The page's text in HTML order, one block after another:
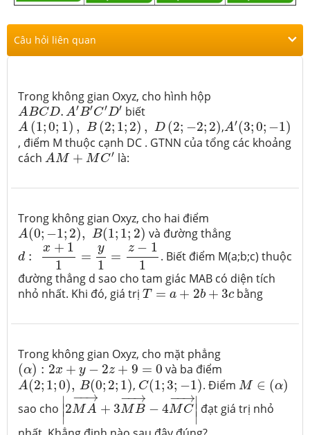
Câu hỏi liên quan
Trong không gian Oxyz, cho hình hộp
A BCD. A′ B′C′D′
ABCD.A′B′C′D′ biết
A (1; 0; 1) , B (2; 1; 2) , D (2; −2; 2)
A(1;0;1),B (2;1;2),D(2;− 2;2) ,A′(3;0; −1)
A′(3;0;− )
, điểm M thuộc cạnh DC . GTNN của tổng các khoảng
cách AM + M C′
AM+MC′ là:
Trong không gian Oxyz, cho hai điểm
A(0; −1; 2), B(1; 1; 2)
A(0;−1;2),B(1;1;2) và đường thẳng
d :
x + 1
1
=
y
1
=
z − 1
1
d:x+1 1=y1= z−11
. Biết điểm M(a;b;c) thuộc
đường thẳng d sao cho tam giác MAB có diện tích
nhỏ nhất. Khi đó, giá trị T = a + 2b + 3c
T=a+2b +3c bằng
Trong không gian Oxyz, cho mặt phẳng
(α) : 2x + y − 2z + 9 = 0
(α):2x+y−2z+9=0 và ba điểm
A(2; 1; 0), B(0; 2; 1)
A(2;1;0),B (0;2;1) , C(1;3; −1)
C(1;3;−1) . Điểm M ∈ (α)
M∈( α)
sao cho ∣∣
∣
2
−
−→
MA + 3
−
−→
MB − 4
−
−→
M C
∣∣
∣
|2MA→+3MB→−4MC→ |
đạt giá trị nhỏ